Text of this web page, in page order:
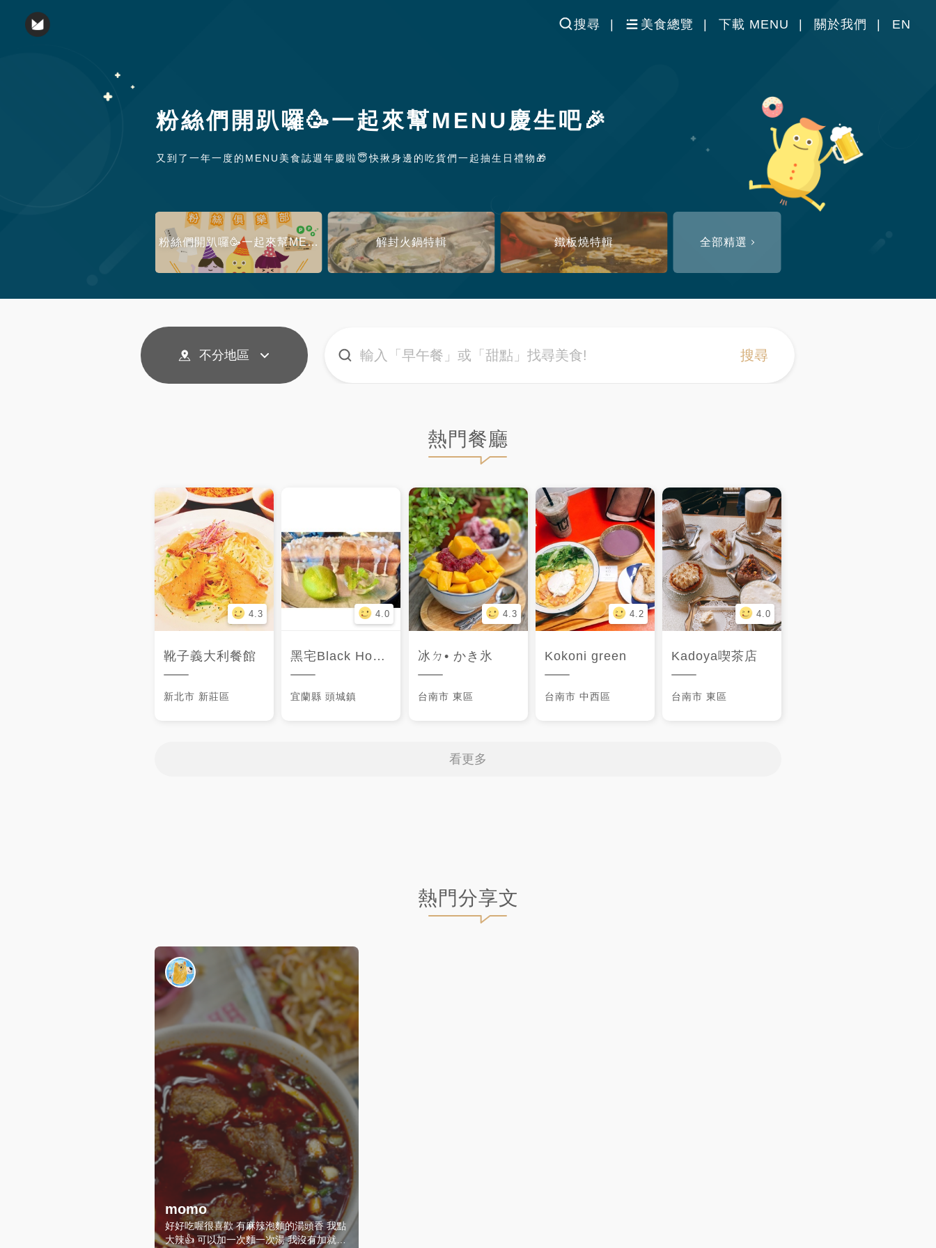
搜尋 美食總覽 下載 MENU 關於我們 EN
粉絲們開趴囉🥳一起來幫MENU慶生吧🎉
又到了一年一度的MENU美食誌週年慶啦😇快揪身邊的吃貨們一起抽生日禮物🎁
粉絲們開趴囉🥳一起來幫MENU慶生吧🎉 解封火鍋特輯 鐵板燒特輯 全部精選
不分地區 搜尋
熱門餐廳
4.3
靴子義大利餐館
新北市 新莊區
4.0
黑宅Black House Cafe
宜蘭縣 頭城鎮
4.3
冰ㄉ• かき氷
台南市 東區
4.2
Kokoni green
台南市 中西區
4.0
Kadoya喫茶店
台南市 東區
看更多
熱門分享文
momo
好好吃喔很喜歡 有麻辣泡麵的湯頭香 我點
大辣👍 可以加一次麵一次湯 我沒有加就超